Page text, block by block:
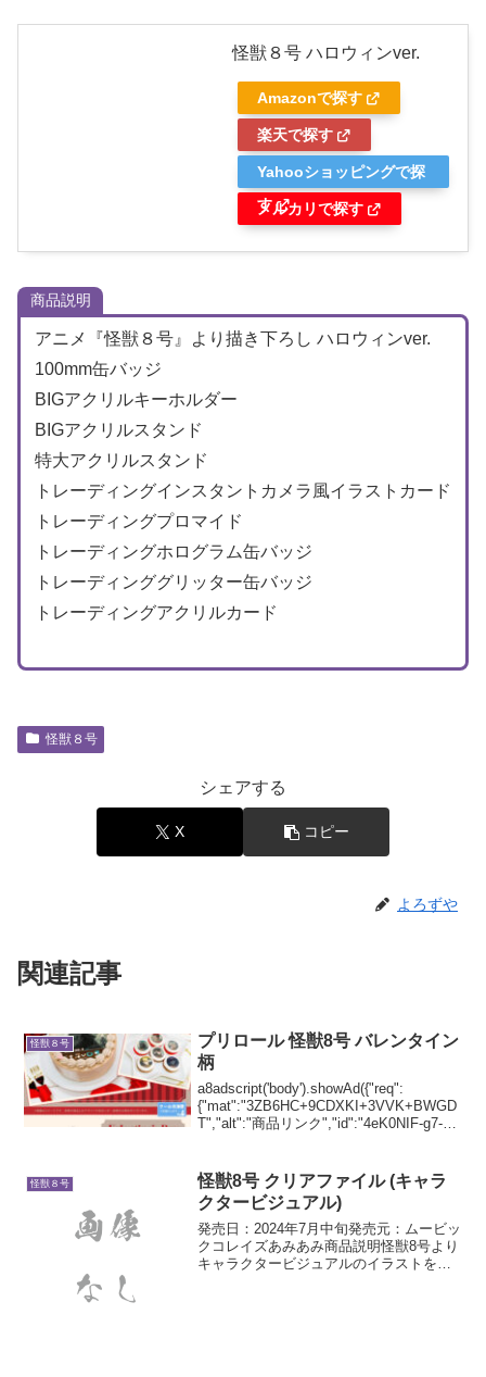
怪獣８号 ハロウィンver.
Amazonで探す
楽天で探す
Yahooショッピングで探
す
メルカリで探す
商品説明
アニメ『怪獣８号』より描き下ろし ハロウィンver.
100mm缶バッジ
BIGアクリルキーホルダー
BIGアクリルスタンド
特大アクリルスタンド
トレーディングインスタントカメラ風イラストカード
トレーディングプロマイド
トレーディングホログラム缶バッジ
トレーディンググリッター缶バッジ
トレーディングアクリルカード
怪獣８号
シェアする
X コピー
よろずや
関連記事
怪獣８号
プリロール 怪獣8号 バレンタイン
柄
a8adscript('body').showAd({"req":
{"mat":"3ZB6HC+9CDXKI+3VVK+BWGD
T","alt":"商品リンク","id":"4eK0NIF-g7-
怪獣８号
怪獣8号 クリアファイル (キャラ
クタービジュアル)
発売日：2024年7月中旬発売元：ムービッ
クコレイズあみあみ商品説明怪獣8号より
キャラクタービジュアルのイラストを使